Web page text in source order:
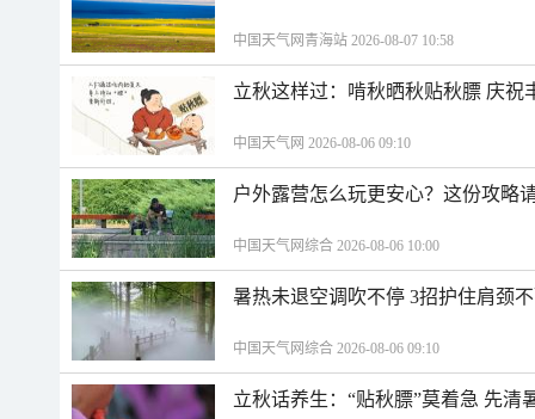
中国天气网青海站 2026-08-07 10:58
立秋这样过：啃秋晒秋贴秋膘 庆祝
中国天气网 2026-08-06 09:10
户外露营怎么玩更安心？这份攻略
中国天气网综合 2026-08-06 10:00
暑热未退空调吹不停 3招护住肩颈
中国天气网综合 2026-08-06 09:10
立秋话养生：“贴秋膘”莫着急 先清